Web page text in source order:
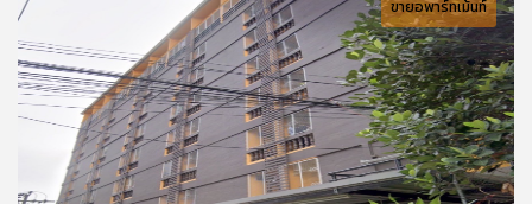
ขายอพาร์ทเม้นท์